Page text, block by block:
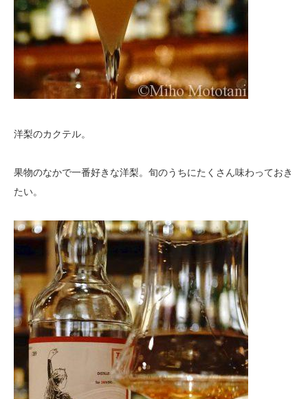
洋梨のカクテル。
果物のなかで一番好きな洋梨。旬のうちにたくさん味わっておき
たい。